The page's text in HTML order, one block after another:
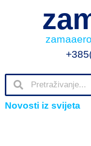
Novosti iz svijeta